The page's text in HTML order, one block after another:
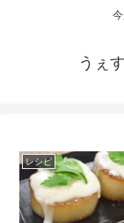
うぇ
レシピ